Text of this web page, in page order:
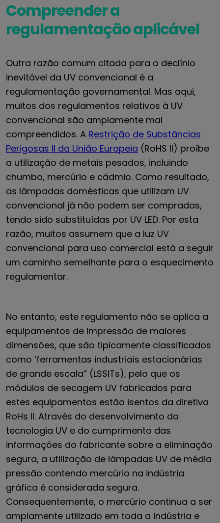
Compreender a
regulamentação aplicável
Outra razão comum citada para o declínio
inevitável da UV convencional é a
regulamentação governamental. Mas aqui,
muitos dos regulamentos relativos à UV
convencional são amplamente mal
compreendidos. A Restrição de Substâncias
Perigosas II da União Europeia (RoHS II) proíbe
a utilização de metais pesados, incluindo
chumbo, mercúrio e cádmio. Como resultado,
as lâmpadas domésticas que utilizam UV
convencional já não podem ser compradas,
tendo sido substituídas por UV LED. Por esta
razão, muitos assumem que a luz UV
convencional para uso comercial está a seguir
um caminho semelhante para o esquecimento
regulamentar.
No entanto, este regulamento não se aplica a
equipamentos de impressão de maiores
dimensões, que são tipicamente classificados
como ‘ferramentas industriais estacionárias
de grande escala” (LSSITs), pelo que os
módulos de secagem UV fabricados para
estes equipamentos estão isentos da diretiva
RoHs II. Através do desenvolvimento da
tecnologia UV e do cumprimento das
informações do fabricante sobre a eliminação
segura, a utilização de lâmpadas UV de média
pressão contendo mercúrio na indústria
gráfica é considerada segura.
Consequentemente, o mercúrio continua a ser
amplamente utilizado em toda a indústria e